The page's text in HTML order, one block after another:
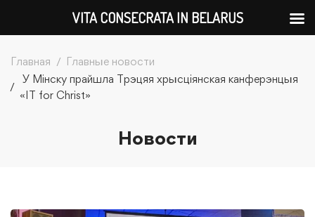
Главная
Главные новости
У Мінску прайшла Трэцяя хрысціянская канферэнцыя
«IT for Christ»
Новости
VITA CONSECRATA IN BELARUS